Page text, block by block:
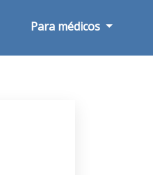
Para médicos